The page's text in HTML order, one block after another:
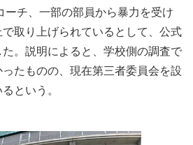
チ、一部の部員から暴力を受け
取り上げられているとして、公式
。説明によると、学校側の調査で
たものの、現在第三者委員会を設
という。